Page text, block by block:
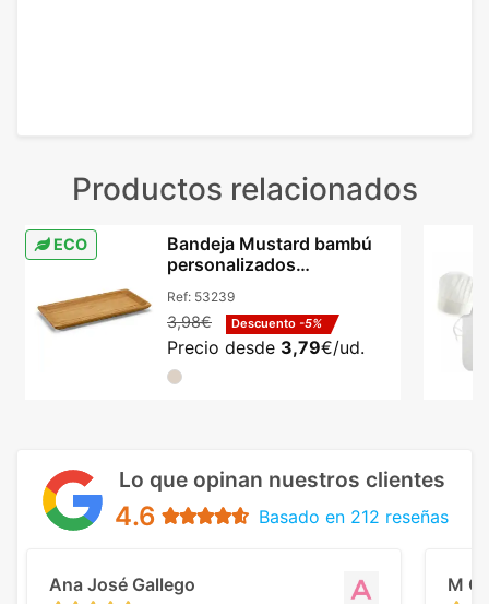
Productos relacionados
ECO
Bandeja Mustard bambú
personalizados
natural
Ref: 53239
3,98€ Descuento -5%
Precio desde 3,79€/ud.
Lo que opinan nuestros clientes
4.6 Basado en 212 reseñas
Ana José Gallego M C